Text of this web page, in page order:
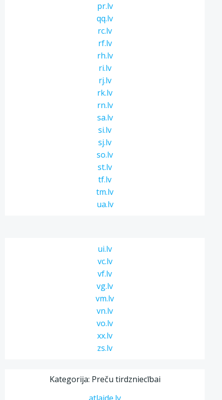
pr.lv
qq.lv
rc.lv
rf.lv
rh.lv
ri.lv
rj.lv
rk.lv
rn.lv
sa.lv
si.lv
sj.lv
so.lv
st.lv
tf.lv
tm.lv
ua.lv
ui.lv
vc.lv
vf.lv
vg.lv
vm.lv
vn.lv
vo.lv
xx.lv
zs.lv
Kategorija: Preču tirdzniecībai